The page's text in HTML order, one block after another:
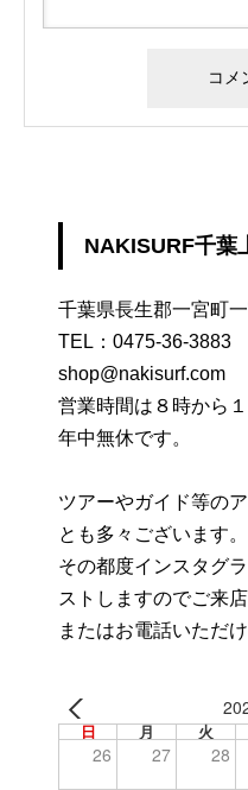
NAKISURF千葉
千葉県長生郡一宮町
TEL： 0475-36-3883
shop@nakisurf.com
営業時間は８時から
年中無休です。
ツアーやガイド等の
とも多々ございます。
その都度インスタグ
ストしますのでご来
またはお電話いただ
日 月 火
26 27 28